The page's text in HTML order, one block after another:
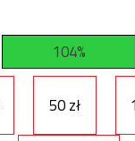
104%
50 zł